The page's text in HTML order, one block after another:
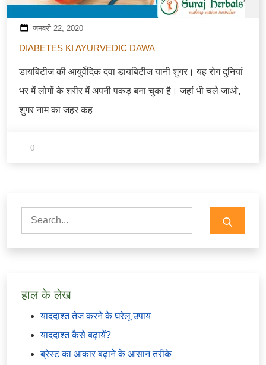
जनवरी 22, 2020
DIABETES KI AYURVEDIC DAWA
डायबिटीज की आयुर्वेदिक दवा डायबिटीज यानी शुगर। यह रोग दुनियां
भर में लोगों के शरीर में अपनी पकड़ बना चुका है। जहां भी चले जाओ,
शुगर नाम का जहर कह
0
Search
for:
हाल के लेख
याददाश्त तेज करने के घरेलू उपाय
याददाश्त कैसे बढ़ायें?
ब्रेस्ट का आकार बढ़ाने के आसान तरीके